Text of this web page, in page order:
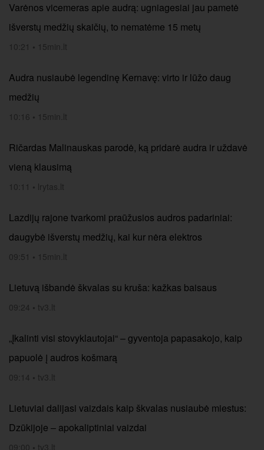
Varėnos vicemeras apie audrą: ugniagesiai jau pametė
išverstų medžių skaičių, to nematėme 15 metų
10:21 • 15min.lt
Audra nusiaubė legendinę Kernavę: virto ir lūžo daug
medžių
10:16 • 15min.lt
Ričardas Malinauskas parodė, ką pridarė audra ir uždavė
vieną klausimą
10:11 • lrytas.lt
Lazdijų rajone tvarkomi praūžusios audros padariniai:
daugybė išverstų medžių, kai kur nėra elektros
09:51 • 15min.lt
Lietuvą išbandė škvalas su kruša: kažkas baisaus
09:24 • tv3.lt
„Įkalinti visi stovyklautojai“ – gyventoja papasakojo, kaip
papuolė į audros košmarą
09:14 • tv3.lt
Lietuviai dalijasi vaizdais kaip škvalas nusiaubė miestus:
Dzūkijoje – apokaliptiniai vaizdai
09:00 • tv3.lt